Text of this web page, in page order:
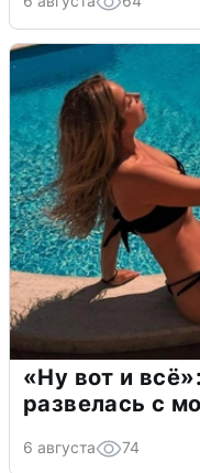
«Ну вот и
развелась с
6 августа 74